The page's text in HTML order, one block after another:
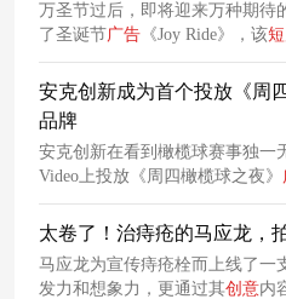
了圣诞节广告 《Joy Ride》，该
作为主要角色，在一个雪橇山顶
其中穿插讲述了亚马逊购物为他
安克创新成为首个投放《周
品牌
安克创新在看到橄榄球赛事独一
Video上投放《周四橄榄球之夜》
知名度。
太卷了！治痔疮的马应龙，
马应龙为宣传痔疮栓而上线了一
发力和想象力，更通过其创意内